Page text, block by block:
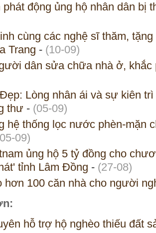
phát động ủng hộ nhân dân bị
cùng các nghệ sĩ thăm,
Trang - (10-09)
dân sửa chữa nhà ở, khắc
Lòng nhân ái và sự kiên
thư - (05-09)
hệ thống lọc nước phèn-mặn
09)
ủng hộ 5 tỷ đồng cho
tỉnh Lâm Đồng - (27-08)
hơn 100 căn nhà cho người
hỗ trợ hộ nghèo thiếu đất